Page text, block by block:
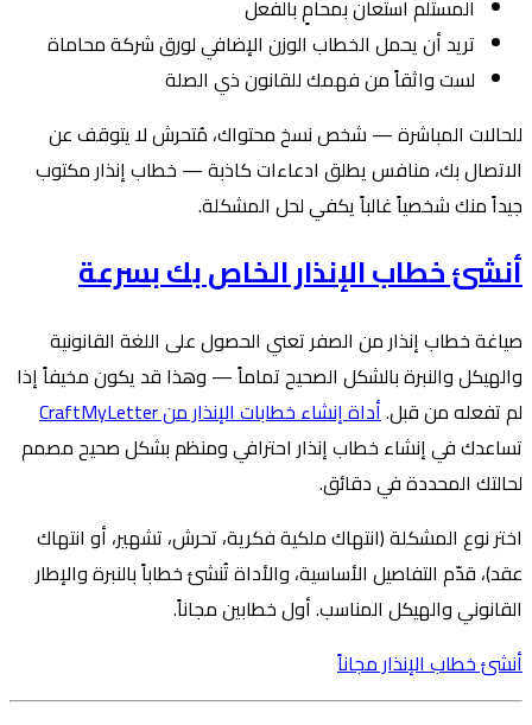
المستلم استعان بمحامٍ بالفعل
تريد أن يحمل الخطاب الوزن الإضافي لورق شركة محاماة
لست واثقاً من فهمك للقانون ذي الصلة
للحالات المباشرة — شخص نسخ محتواك، مُتحرش لا يتوقف عن
الاتصال بك، منافس يطلق ادعاءات كاذبة — خطاب إنذار مكتوب
جيداً منك شخصياً غالباً يكفي لحل المشكلة.
أنشئ خطاب الإنذار الخاص بك بسرعة
صياغة خطاب إنذار من الصفر تعني الحصول على اللغة القانونية
والهيكل والنبرة بالشكل الصحيح تماماً — وهذا قد يكون مخيفاً إذا
لم تفعله من قبل.أداة إنشاء خطابات الإنذار من CraftMyLetter
تساعدك في إنشاء خطاب إنذار احترافي ومنظم بشكل صحيح مصمم
لحالتك المحددة في دقائق.
اختر نوع المشكلة (انتهاك ملكية فكرية، تحرش، تشهير، أو انتهاك
عقد)، قدّم التفاصيل الأساسية، والأداة تُنشئ خطاباً بالنبرة والإطار
القانوني والهيكل المناسب. أول خطابين مجاناً.
أنشئ خطاب الإنذار مجاناً